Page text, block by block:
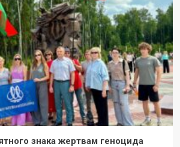
знака жертвам геноцида